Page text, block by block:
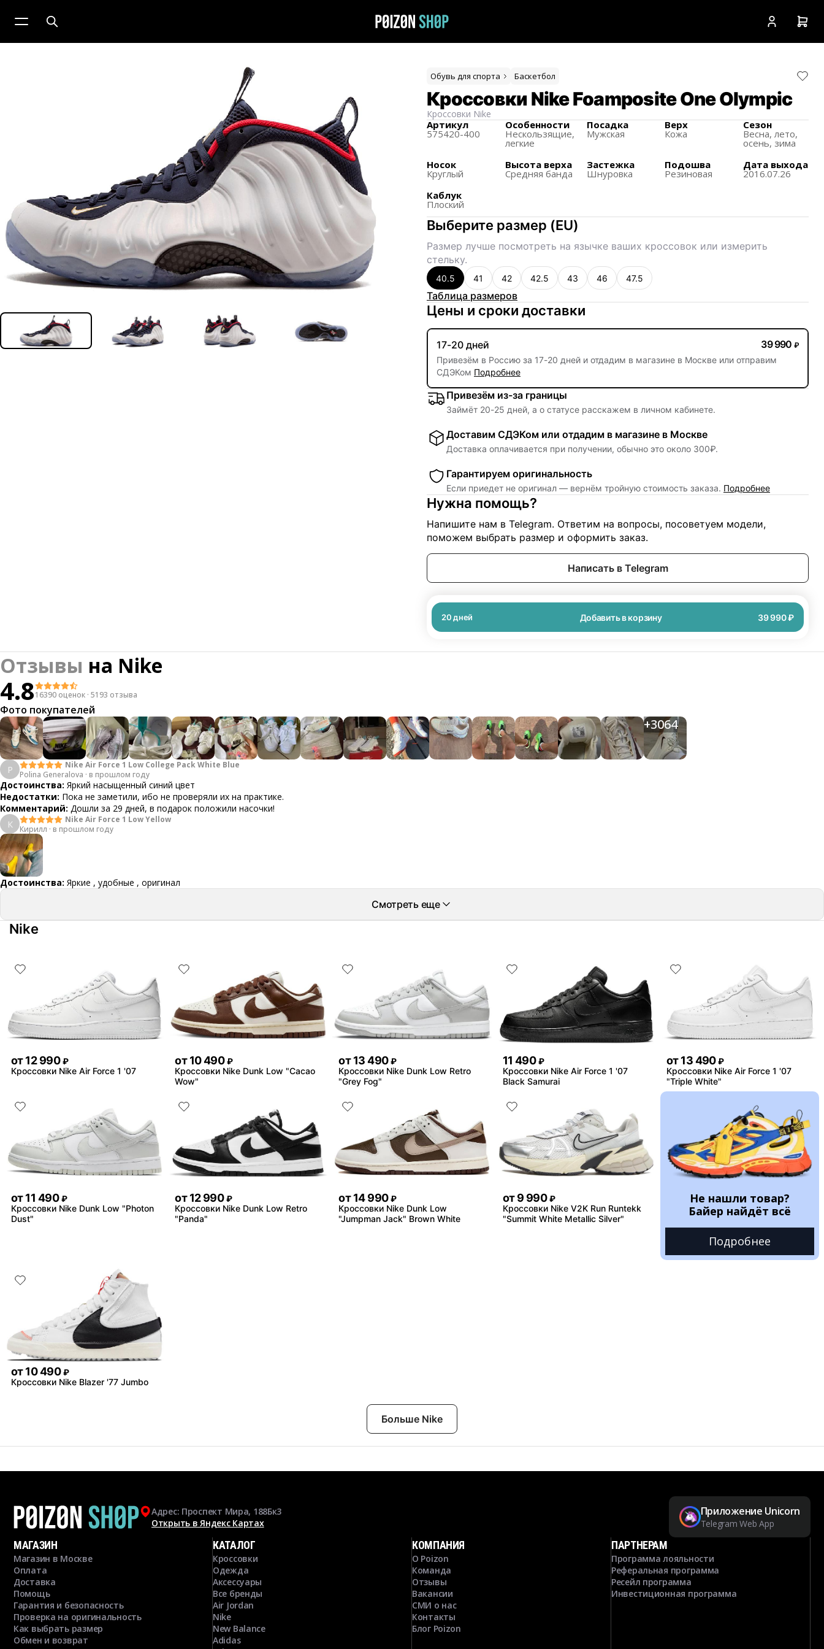
Обувь для спорта Баскетбол
Кроссовки Nike Foamposite One Olympic
Кроссовки Nike
Артикул
575420-400
Особенности
Нескользящиe,
легкие
Посадка
Мужская
Верх
Кожа
Сезон
Весна, лето,
осень, зима
Носок
Круглый
Высота верха
Средняя банда
Застежка
Шнуровка
Подошва
Резиновая
Дата выхода
2016.07.26
Каблук
Плоский
Выберите размер (EU)
Размер лучше посмотреть на язычке ваших кроссовок или измерить
стельку.
40.5 41 42 42.5 43 46 47.5
Таблица размеров
Цены и сроки доставки
17-20 дней 39 990 ₽
Привезём в Россию за 17-20 дней и отдадим в магазине в Москве или отправим
СДЭКом Подробнее
Привезём из-за границы
Займёт 20-25 дней, а о статусе расскажем в личном кабинете.
Доставим СДЭКом или отдадим в магазине в Москве
Доставка оплачивается при получении, обычно это около 300₽.
Гарантируем оригинальность
Если приедет не оригинал — вернём тройную стоимость заказа. Подробнее
Нужна помощь?
Напишите нам в Telegram. Ответим на вопросы, посоветуем модели,
поможем выбрать размер и оформить заказ.
Написать в Telegram
20дней Добавить в корзину 39 990 ₽
Отзывы на Nike
4.816390 оценок · 5193 отзыва
Фото покупателей
+3064
P
Nike Air Force 1 Low College Pack White Blue
Polina Generalova · в прошлом году
Достоинства: Яркий насыщенный синий цвет
Недостатки: Пока не заметили, ибо не проверяли их на практике.
Комментарий: Дошли за 29 дней, в подарок положили насочки!
К
Nike Air Force 1 Low Yellow
Кирилл · в прошлом году
Достоинства: Яркие , удобные , оригинал
Смотреть еще
Nike
от12 990 ₽
Кроссовки Nike Air Force 1 '07
от 10 490 ₽
Кроссовки Nike Dunk Low "Cacao
Wow"
от 13 490 ₽
Кроссовки Nike Dunk Low Retro
"Grey Fog"
11 490 ₽
Кроссовки Nike Air Force 1 '07
Black Samurai
от 13 490 ₽
Кроссовки Nike Air Force 1 '07
"Triple White"
от11 490 ₽
Кроссовки Nike Dunk Low "Photon
Dust"
от 12 990 ₽
Кроссовки Nike Dunk Low Retro
"Panda"
от 14 990 ₽
Кроссовки Nike Dunk Low
"Jumpman Jack" Brown White
от 9 990 ₽
Кроссовки Nike V2K Run Runtekk
"Summit White Metallic Silver"
Не нашли товар?
Байер найдёт всё
Подробнее
от10 490 ₽
Кроссовки Nike Blazer '77 Jumbo
Больше Nike
Адрес: Проспект Мира, 188Бк3
Открыть в Яндекс Картах
Приложение Unicorn
Telegram Web App
МАГАЗИН
Магазин в Москве
Оплата
Доставка
Помощь
Гарантия и безопасность
Проверка на оригинальность
Как выбрать размер
Обмен и возврат
КАТАЛОГ
Кроссовки
Одежда
Аксессуары
Все бренды
Air Jordan
Nike
New Balance
Adidas
КОМПАНИЯ
О Poizon
Команда
Отзывы
Вакансии
СМИ о нас
Контакты
Блог Poizon
ПАРТНЕРАМ
Программа лояльности
Реферальная программа
Ресейл программа
Инвестиционная программа